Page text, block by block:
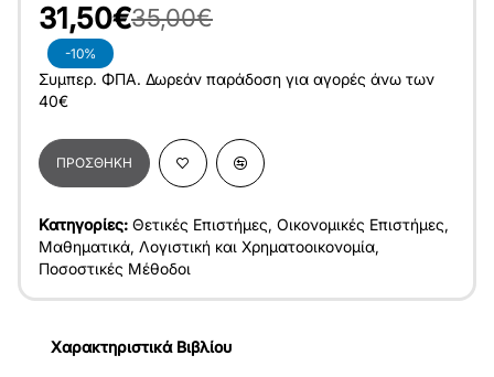
-10%
31,50€35,00€
Συμπερ. ΦΠΑ. Δωρεάν παράδοση για αγορές άνω των
40€
ΠΡΟΣΘΉΚΗ
Κατηγορίες: Θετικές Επιστήμες, Οικονομικές Επιστήμες,
Μαθηματικά, Λογιστική και Χρηματοοικονομία,
Ποσοστικές Μέθοδοι
Χαρακτηριστικά Βιβλίου